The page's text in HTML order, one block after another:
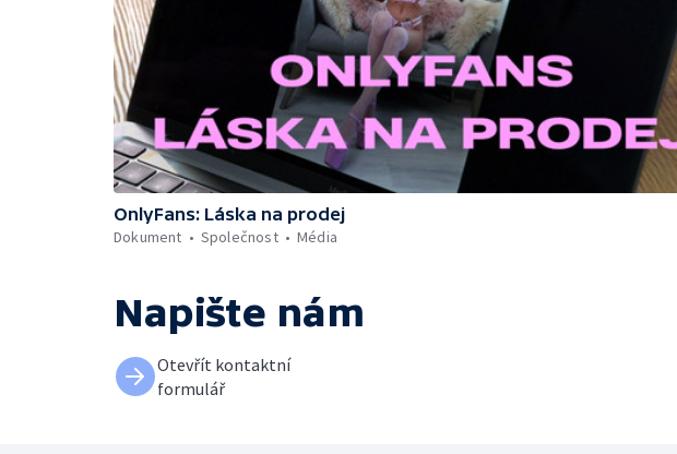
OnlyFans: Láska na prodej
Dokument
Společnost Média
Napište nám
Otevřít kontaktní
formulář